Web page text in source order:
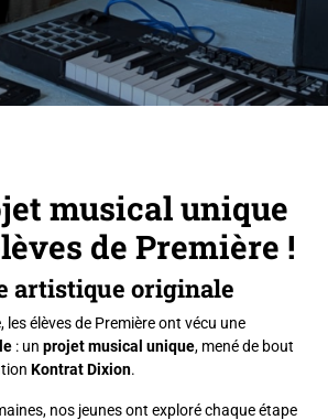
musical unique
de Première !
artistique originale
les élèves de Première ont vécu une
: un projet musical unique, mené de bout
Kontrat Dixion.
nos jeunes ont exploré chaque étape